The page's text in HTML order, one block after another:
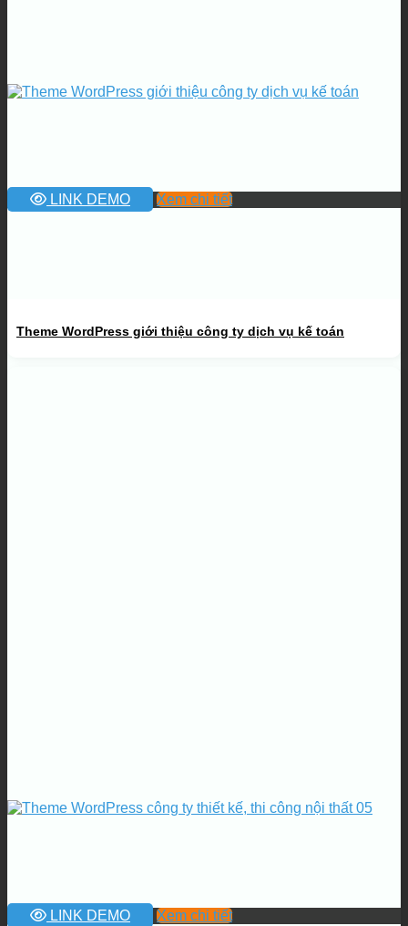
LINK DEMO Xem chi tiết
Theme WordPress giới thiệu công ty dịch vụ kế toán
LINK DEMO Xem chi tiết